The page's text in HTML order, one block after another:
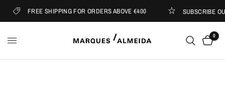
FREE SHIPPING FOR ORDERS ABOVE €400 SUBSCRIBE
0